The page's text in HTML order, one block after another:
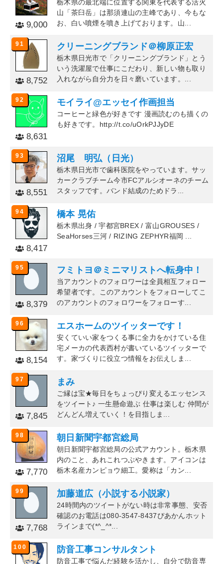
9,000
栃木県の最北端に位置する関東を代表する活火
山「茶臼岳」は那須連山の主峰であり、今もな
お、白い噴煙を噴き上げております。山...
91
8,752
クリーニングブランド＠柳原正宏
栃木県日光市で「クリーニングブランド」とう
いう洗濯屋で仕事にこだわり、新しい物も取り
入れながら自分力を日々磨いています。...
92
8,631
モイライ@エッセイ作画担当
コーヒーと緑色が好きです 漫画読むのも描くの
も好きです。http://t.co/uOrkPJJyDE
93
8,551
沼尾 明弘（日光）
栃木県日光市で歯科医院をやっています。サッ
カークラブチーム今市FCアルシオーネのチーム
スタッフです。バンド結成のためドラ...
94
8,417
橋本 晃佑
栃木県出身 / 宇都宮BREX / 富山GROUSES /
SeaHorses三河 / RIZING ZEPHYR福岡 ...
95
8,379
フミトヨ＠ミニマリストへ転身中！
当アカウントのフォロワーは全員相互フォロー
希望者です。このアカウントをフォローしてこ
のアカウントのフォロワーをフォローす...
96
8,154
エスホームのツイッターです！
安くていい家をつくる事に全力をかけている住
宅メーカの代表西村が書いているツイッターで
す。家づくりに役立つ情報をお伝えしま...
97
7,845
まみ
ご縁は宝★毎日をちょっぴり変えるエッセンス
をツイート♪ 一生懸命遊ぶ 仕事は楽しむ 仲間が
どんどん増えていく！を目指しま...
98
7,770
朝日新聞宇都宮総局
朝日新聞宇都宮総局の公式アカウント。栃木県
内のこと、あれこれつぶやきます。アイコンは
栃木名産カンピョウ細工。愛称は「カン...
99
7,768
加藤道広（小説する小説家）
24時間内のツイートがない時は非常事態、安否
確認のお電話は080-3547-8437ぴあかんホット
ラインまで(*^_^*...
100 防音工事コンサルタント
防音工事で悩んだ経験を活かし、自分で防音専